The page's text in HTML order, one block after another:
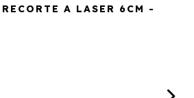
A LASER 6CM -